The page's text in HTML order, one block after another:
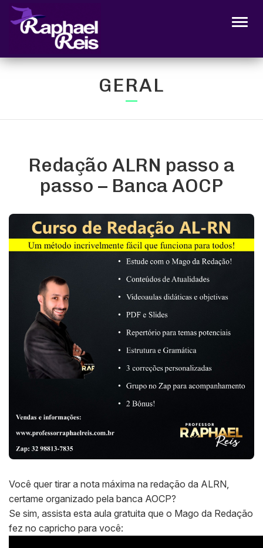
GERAL
Redação ALRN passo a
passo – Banca AOCP
Você quer tirar a nota máxima na redação da ALRN,
certame organizado pela banca AOCP?
Se sim, assista esta aula gratuita que o Mago da Redação
fez no capricho para você: